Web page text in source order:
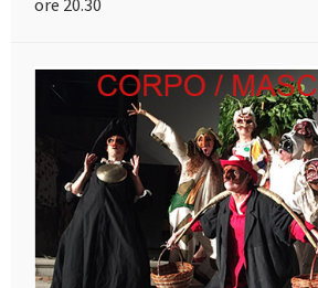
ore 20.30